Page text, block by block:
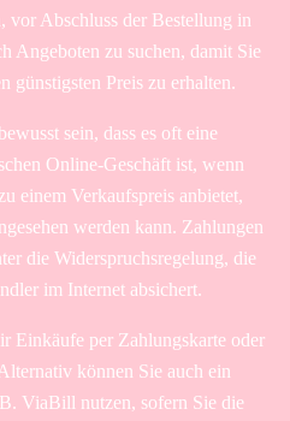
vor Abschluss der Bestellung in
Angeboten zu suchen, damit Sie
günstigsten Preis zu erhalten.
sein, dass es oft eine
Online-Geschäft ist, wenn
einem Verkaufspreis anbietet,
werden kann. Zahlungen
die Widerspruchsregelung, die
im Internet absichert.
Einkäufe per Zahlungskarte oder
können Sie auch ein
ViaBill nutzen, sofern Sie die